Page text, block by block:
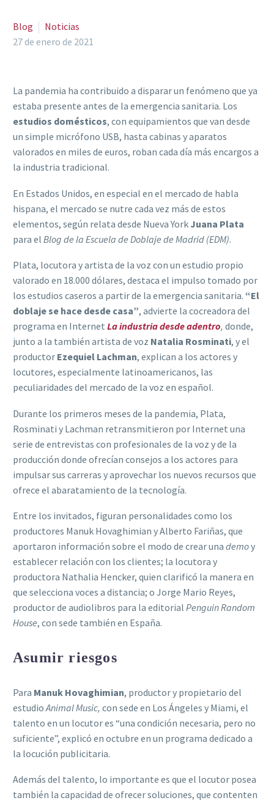
Blog
Noticias
27 de enero de 2021
La pandemia ha contribuido a disparar un fenómeno que ya
estaba presente antes de la emergencia sanitaria. Los
estudios domésticos, con equipamientos que van desde
un simple micrófono USB, hasta cabinas y aparatos
valorados en miles de euros, roban cada día más encargos a
la industria tradicional.
En Estados Unidos, en especial en el mercado de habla
hispana, el mercado se nutre cada vez más de estos
elementos, según relata desde Nueva York Juana Plata
para el Blog de la Escuela de Doblaje de Madrid (EDM).
Plata, locutora y artista de la voz con un estudio propio
valorado en 18.000 dólares, destaca el impulso tomado por
los estudios caseros a partir de la emergencia sanitaria. “El
doblaje se hace desde casa”, advierte la cocreadora del
programa en Internet La industria desde adentro, donde,
junto a la también artista de voz Natalia Rosminati, y el
productor Ezequiel Lachman, explican a los actores y
locutores, especialmente latinoamericanos, las
peculiaridades del mercado de la voz en español.
Durante los primeros meses de la pandemia, Plata,
Rosminati y Lachman retransmitieron por Internet una
serie de entrevistas con profesionales de la voz y de la
producción donde ofrecían consejos a los actores para
impulsar sus carreras y aprovechar los nuevos recursos que
ofrece el abaratamiento de la tecnología.
Entre los invitados, figuran personalidades como los
productores Manuk Hovaghimian y Alberto Fariñas, que
aportaron información sobre el modo de crear una demoy
establecer relación con los clientes; la locutora y
productora Nathalia Hencker, quien clarificó la manera en
que selecciona voces a distancia; o Jorge Mario Reyes,
productor de audiolibros para la editorial Penguin Random
House, con sede también en España.
Asumir riesgos
Para Manuk Hovaghimian, productor y propietario del
estudio Animal Music, con sede en Los Ángeles y Miami, el
talento en un locutor es “una condición necesaria, pero no
suficiente”, explicó en octubre en un programa dedicado a
la locución publicitaria.
Además del talento, lo importante es que el locutor posea
también la capacidad de ofrecer soluciones, que contenten